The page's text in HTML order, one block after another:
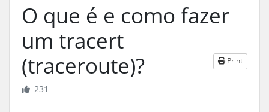
O que é e como fazer
um tracert
(traceroute)?
Print
231